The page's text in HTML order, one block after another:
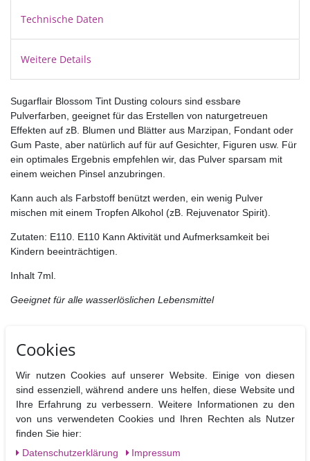
Technische Daten
Weitere Details
Sugarflair Blossom Tint Dusting colours sind essbare
Pulverfarben, geeignet für das Erstellen von naturgetreuen
Effekten auf zB. Blumen und Blätter aus Marzipan, Fondant oder
Gum Paste, aber natürlich auf für auf Gesichter, Figuren usw. Für
ein optimales Ergebnis empfehlen wir, das Pulver sparsam mit
einem weichen Pinsel anzubringen.
Kann auch als Farbstoff benützt werden, ein wenig Pulver
mischen mit einem Tropfen Alkohol (zB. Rejuvenator Spirit).
Zutaten: E110. E110 Kann Aktivität und Aufmerksamkeit bei
Kindern beeinträchtigen.
Inhalt 7ml.
Geeignet für alle wasserlöslichen Lebensmittel
SS7 4PS Benfleet Essex, UK
Brennwerte Fett
davon
gesättigt
Kohlenhydrate
davon
Zucker
Eiweiß
0 kj / 0 kcal 0g
Cookies
Wir nutzen Cookies auf unserer Website. Einige von diesen
sind essenziell, während andere uns helfen, diese Website und
Ihre Erfahrung zu verbessern. Weitere Informationen zu den
von uns verwendeten Cookies und Ihren Rechten als Nutzer
finden Sie hier:
Daten­schutz­erklärung
Impressum